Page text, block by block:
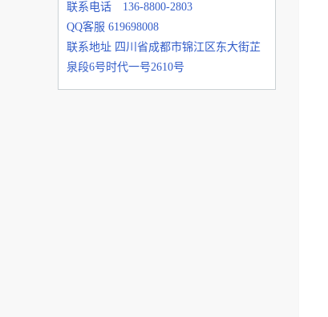
联系电话
136-8800-2803
QQ客服 619698008
联系地址 四川省成都市锦江区东大街芷
泉段6号时代一号2610号